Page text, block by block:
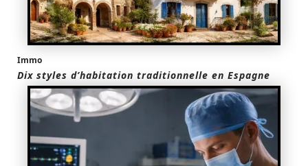
Immo
Dix styles d’habitation traditionnelle en Espagne